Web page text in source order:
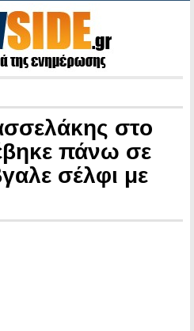
στο
πάνω σε
σέλφι με